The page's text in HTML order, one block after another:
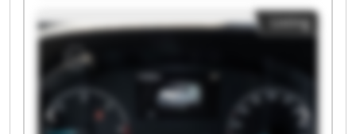
Wiemers AG Wiemers AG Wiemers AG Wiemers
AG Wiemers AG Wiemers AG
Listing